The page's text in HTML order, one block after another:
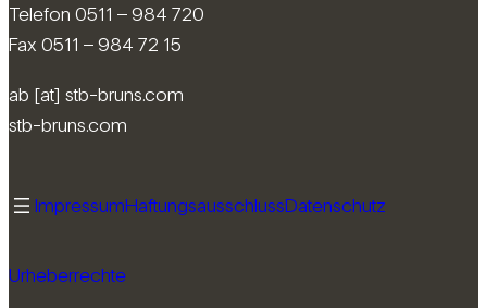
Telefon 0511 – 984 720
Fax 0511 – 984 72 15
ab [at] stb-bruns.com
stb-bruns.com
ImpressumHaftungsausschlussDatenschutz
Urheberrechte